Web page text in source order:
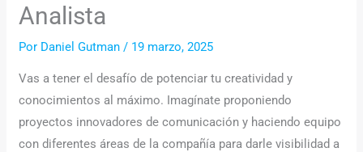
Analista
Por Daniel Gutman/ 19 marzo, 2025
Vas a tener el desafío de potenciar tu creatividad y
conocimientos al máximo. Imagínate proponiendo
proyectos innovadores de comunicación y haciendo equipo
con diferentes áreas de la compañía para darle visibilidad a